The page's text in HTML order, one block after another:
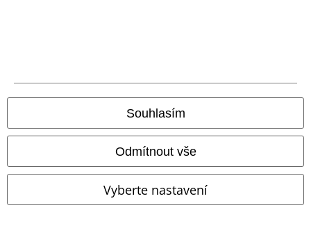
Souhlasím
Odmítnout vše
Vyberte nastavení
Právní informace
Podmínky